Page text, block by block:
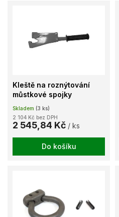
Kleště na roznýtování
můstkové spojky
Skladem (3 ks)
2 104 Kč bez DPH
2 545,84 Kč / ks
Do košíku